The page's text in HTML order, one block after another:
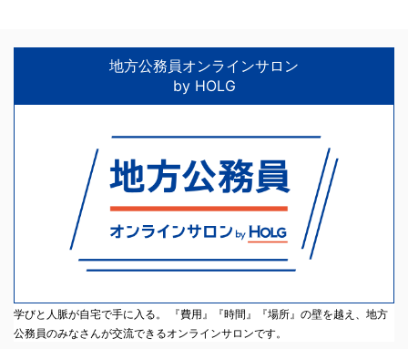
地方公務員オンラインサロン
by HOLG
学びと人脈が自宅で手に入る。 『費用』『時間』『場所』の壁を越え、地方
公務員のみなさんが交流できるオンラインサロンです。